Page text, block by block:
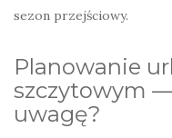
sezon przejściowy.
Planowanie
szczytowym
uwagę?